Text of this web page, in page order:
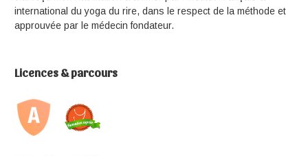
international du yoga du rire, dans le respect de la méthode et
approuvée par le médecin fondateur.
Licences & parcours